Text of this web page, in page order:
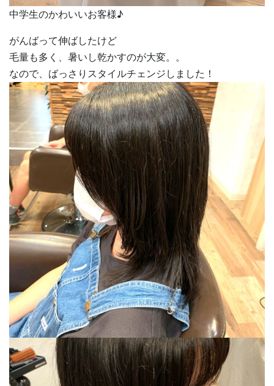
中学生のかわいいお客様♪
がんばって伸ばしたけど
毛量も多く、暑いし乾かすのが大変。。
なので、ばっさりスタイルチェンジしました！